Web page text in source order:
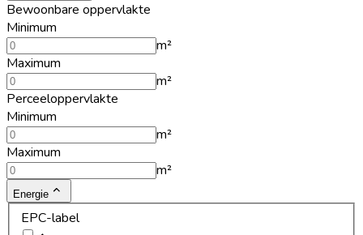
Bewoonbare oppervlakte
Minimum
m²
Maximum
m²
Perceeloppervlakte
Minimum
m²
Maximum
m²
Energie
EPC-label